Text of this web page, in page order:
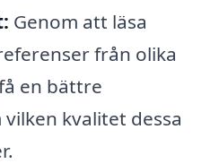
Genom att läsa
från olika
en bättre
kvalitet dessa